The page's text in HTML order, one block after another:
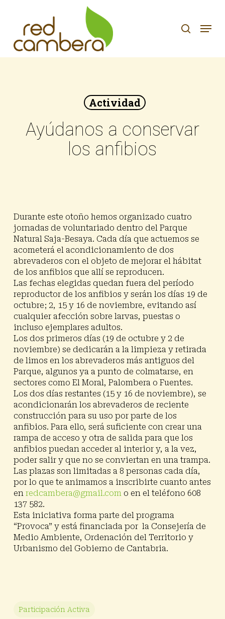
content
Menu
Actividad
Ayúdanos a conservar
los anfibios
Durante este otoño hemos organizado cuatro
jornadas de voluntariado dentro del Parque
Natural Saja-Besaya. Cada día que actuemos se
acometerá el acondicionamiento de dos
abrevaderos con el objeto de mejorar el hábitat
de los anfibios que allí se reproducen.
Las fechas elegidas quedan fuera del período
reproductor de los anfibios y serán los días 19 de
octubre; 2, 15 y 16 de noviembre, evitando así
cualquier afección sobre larvas, puestas o
incluso ejemplares adultos.
Los dos primeros días (19 de octubre y 2 de
noviembre) se dedicarán a la limpieza y retirada
de limos en los abrevaderos más antiguos del
Parque, algunos ya a punto de colmatarse, en
sectores como El Moral, Palombera o Fuentes.
Los dos días restantes (15 y 16 de noviembre), se
acondicionarán los abrevaderos de reciente
construcción para su uso por parte de los
anfibios. Para ello, será suficiente con crear una
rampa de acceso y otra de salida para que los
anfibios puedan acceder al interior y, a la vez,
poder salir y que no se conviertan en una trampa.
Las plazas son limitadas a 8 personas cada día,
por lo que te animamos a inscribirte cuanto antes
en redcambera@gmail.como en el teléfono 608
137 582.
Esta iniciativa forma parte del programa
“Provoca” y está financiada por la Consejería de
Medio Ambiente, Ordenación del Territorio y
Urbanismo del Gobierno de Cantabria.
Participación Activa